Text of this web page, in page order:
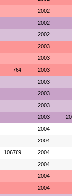
2002
2002
2002
2003
2003
764 2003
2003
2003
2003
2003
2004
2004
106769 2004
2004
2004
2004